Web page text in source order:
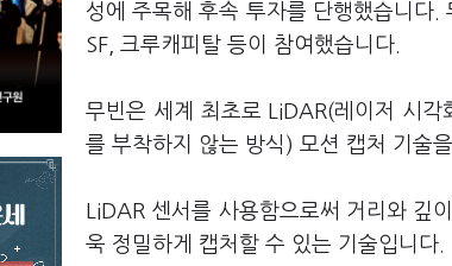
성에 주목해 후속 투자를 단행했습니다
SF, 크루캐피탈 등이 참여했습니다.
무빈은 세계 최초로 LiDAR(레이저 시
를 부착하지 않는 방식) 모션 캡처 기술
LiDAR 센서를 사용함으로써 거리와
욱 정밀하게 캡처할 수 있는 기술입니다.